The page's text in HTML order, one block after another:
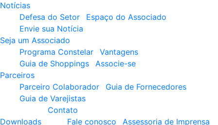
Notícias
Defesa do Setor
Espaço do Associado
Envie sua Notícia
Seja um Associado
Programa Constelar
Vantagens
Guia de Shoppings
Associe-se
Parceiros
Parceiro Colaborador
Guia de Fornecedores
Guia de Varejistas
Downloads
Contato
Fale conosco
Assessoria de Imprensa